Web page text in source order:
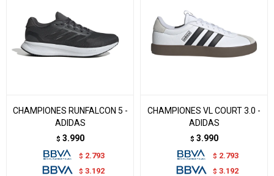
CHAMPIONES RUNFALCON 5 -
ADIDAS
$ 3.990
$ 2.793
$ 3.192
CHAMPIONES VL COURT 3.0 -
ADIDAS
$ 3.990
$ 2.793
$ 3.192